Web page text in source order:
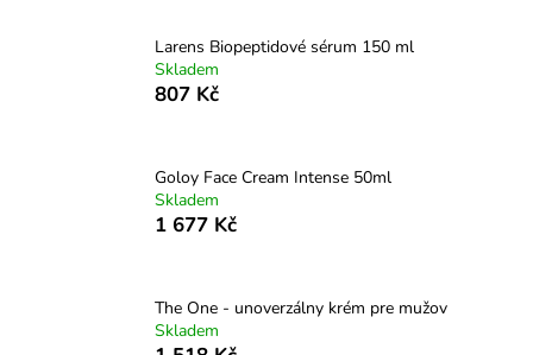
Larens Biopeptidové sérum 150 ml
Skladem
807 Kč
Goloy Face Cream Intense 50ml
Skladem
1 677 Kč
The One - unoverzálny krém pre mužov
Skladem